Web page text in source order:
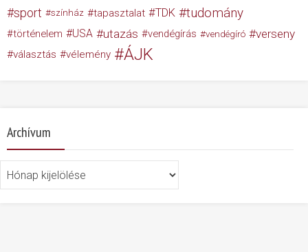
sport színház tapasztalat TDK tudomány
történelem USA utazás vendégírás vendégíró verseny
választás vélemény ÁJK
Archívum
Archívum